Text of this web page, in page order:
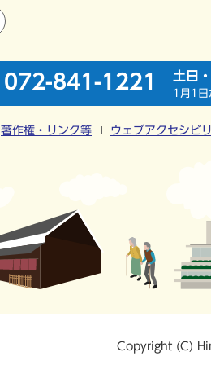
072-841-1221 土日
1月1日
著作権・リンク等 ウェブアクセシビ
Copyright (C)